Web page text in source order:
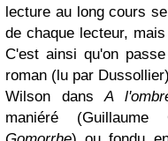
lecture au long cours
de chaque lecteur,
C'est ainsi qu'on
roman (lu par
Wilson dansA
maniéré